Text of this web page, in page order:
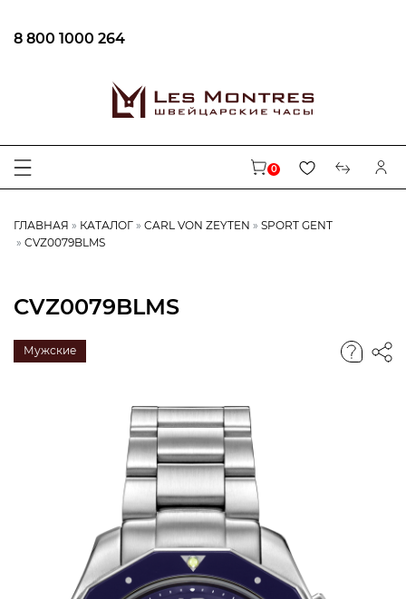
8 800 1000 264
0
ГЛАВНАЯ КАТАЛОГ CARL VON ZEYTEN
SPORT GENT
CVZ0079BLMS
CVZ0079BLMS
Мужские